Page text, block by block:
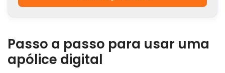
Passo a passo para usar uma
apólice digital